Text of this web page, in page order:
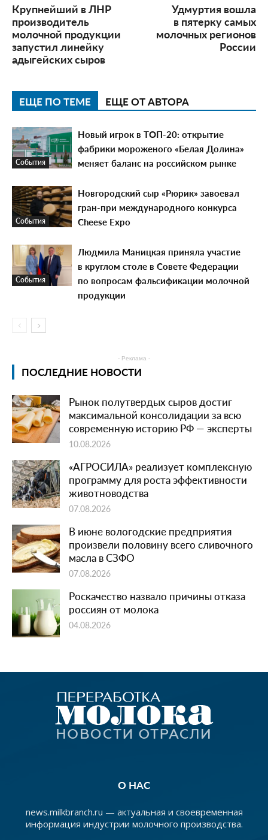
Крупнейший в ЛНР
производитель
молочной продукции
запустил линейку
адыгейских сыров
Удмуртия вошла
в пятерку самых
молочных регионов
России
ЕЩЕ ПО ТЕМЕ ЕЩЕ ОТ АВТОРА
События
Новый игрок в ТОП-20: открытие
фабрики мороженого «Белая Долина»
меняет баланс на российском рынке
События
Новгородский сыр «Рюрик» завоевал
гран-при международного конкурса
Cheese Expo
События
Людмила Маницкая приняла участие
в круглом столе в Совете Федерации
по вопросам фальсификации молочной
продукции
- Реклама -
ПОСЛЕДНИЕ НОВОСТИ
Рынок полутвердых сыров достиг
максимальной консолидации за всю
современную историю РФ — эксперты
10.08.2026
«АГРОСИЛА» реализует комплексную
программу для роста эффективности
животноводства
07.08.2026
В июне вологодские предприятия
произвели половину всего сливочного
масла в СЗФО
07.08.2026
Роскачество назвало причины отказа
россиян от молока
04.08.2026
О НАС
news.milkbranch.ru — актуальная и своевременная
информация индустрии молочного производства.